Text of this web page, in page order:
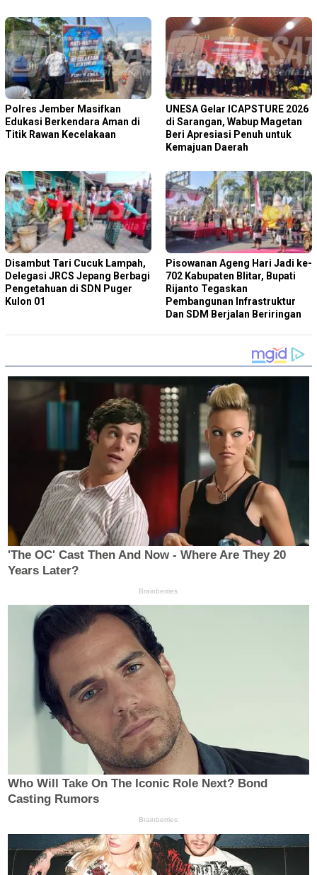
Polres Jember Masifkan
Edukasi Berkendara Aman di
Titik Rawan Kecelakaan
‎UNESA Gelar ICAPSTURE 2026
di Sarangan, Wabup Magetan
Beri Apresiasi Penuh untuk
Kemajuan Daerah
Disambut Tari Cucuk Lampah,
Delegasi JRCS Jepang Berbagi
Pengetahuan di SDN Puger
Kulon 01
Pisowanan Ageng Hari Jadi ke-
702 Kabupaten Blitar, Bupati
Rijanto Tegaskan
Pembangunan Infrastruktur
Dan SDM Berjalan Beriringan